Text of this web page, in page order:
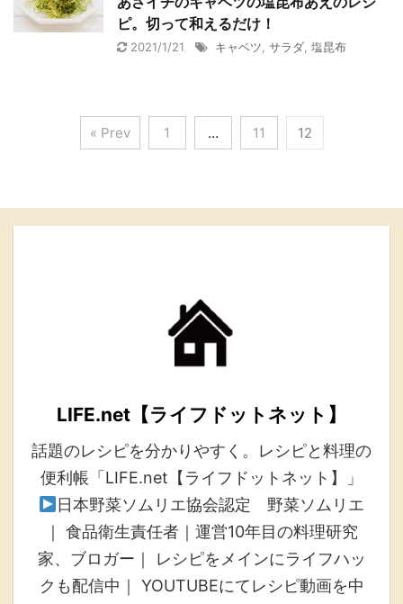
ピ。切って和えるだけ！
2021/1/21 キャベツ サラダ 塩昆布
« Prev 1 … 11 12
LIFE.net【ライフドットネット】
話題のレシピを分かりやすく。レシピと料理の
便利帳「LIFE.net【ライフドットネット】」
日本野菜ソムリエ協会認定 野菜ソムリエ
｜ 食品衛生責任者｜運営10年目の料理研究
家、ブロガー｜ レシピをメインにライフハッ
クも配信中｜ YOUTUBEにてレシピ動画を中